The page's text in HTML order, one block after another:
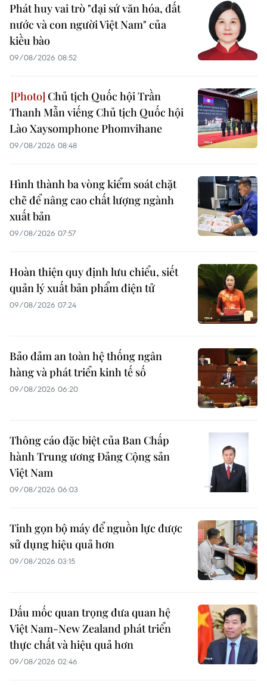
Phát huy vai trò "đại sứ văn hóa, đất
nước và con người Việt Nam" của
kiều bào
09/08/2026 08:52
Chủ tịch Quốc hội Trần
Thanh Mẫn viếng Chủ tịch Quốc hội
Lào Xaysomphone Phomvihane
09/08/2026 08:48
Hình thành ba vòng kiểm soát chặt
chẽ để nâng cao chất lượng ngành
xuất bản
09/08/2026 07:57
Hoàn thiện quy định lưu chiểu, siết
quản lý xuất bản phẩm điện tử
09/08/2026 07:24
Bảo đảm an toàn hệ thống ngân
hàng và phát triển kinh tế số
09/08/2026 06:20
Thông cáo đặc biệt của Ban Chấp
hành Trung ương Đảng Cộng sản
Việt Nam
09/08/2026 06:03
Tinh gọn bộ máy để nguồn lực được
sử dụng hiệu quả hơn
09/08/2026 03:15
Dấu mốc quan trọng đưa quan hệ
Việt Nam-New Zealand phát triển
thực chất và hiệu quả hơn
09/08/2026 02:46